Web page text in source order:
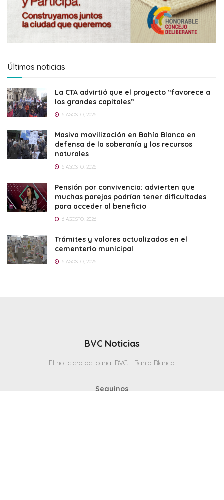
Últimas noticias
La CTA advirtió que el proyecto “favorece a
los grandes capitales”
6 AGOSTO, 2026
Masiva movilización en Bahía Blanca en
defensa de la soberanía y los recursos
naturales
6 AGOSTO, 2026
Pensión por convivencia: advierten que
muchas parejas podrían tener dificultades
para acceder al beneficio
6 AGOSTO, 2026
Trámites y valores actualizados en el
cementerio municipal
6 AGOSTO, 2026
BVC Noticias
El noticiero del canal BVC - Bahia Blanca
Seguinos